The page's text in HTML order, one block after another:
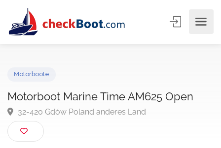
Motorboot Marine Time AM625 Open
32-420 Gdów Poland anderes Land